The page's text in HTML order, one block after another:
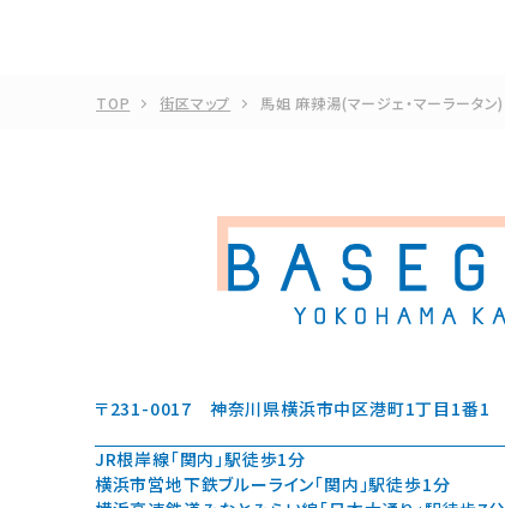
TOP 街区マップ 馬姐 麻辣湯(マージェ・マーラータン)
〒231-0017 神奈川県横浜市中区港町1丁目1番1
JR根岸線「関内」駅徒歩1分
横浜市営地下鉄ブルーライン「関内」駅徒歩1分